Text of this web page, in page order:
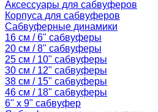
Аксессуары для сабвуферов
Корпуса для сабвуферов
Сабвуферные динамики
16 см / 6" сабвуферы
20 см / 8" сабвуферы
25 см / 10" сабвуферы
30 см / 12" сабвуферы
38 см / 15" сабвуферы
46 см / 18" сабвуферы
6" x 9" сабвуфер